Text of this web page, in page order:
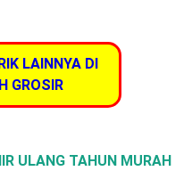
LAINNYA DI
GROSIR
ULANG TAHUN MURAH